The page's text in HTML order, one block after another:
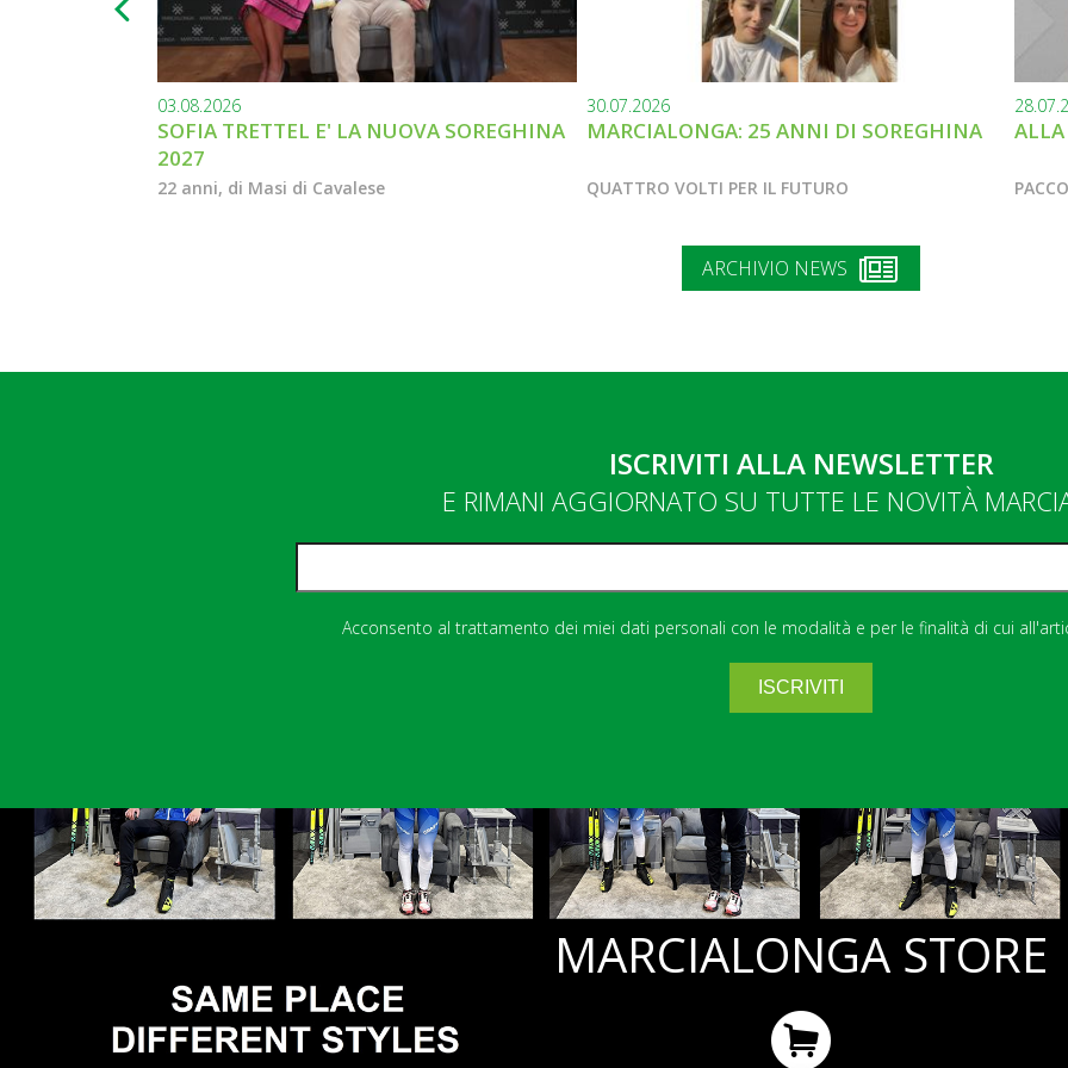
03.08.2026
SOFIA TRETTEL E' LA NUOVA SOREGHINA
2027
22 anni, di Masi di Cavalese
30.07.2026
MARCIALONGA: 25 ANNI DI SOREGHINA
QUATTRO VOLTI PER IL FUTURO
ARCHIVIO NEWS
ISCRIVITI ALLA NEWSLETTER
E RIMANI AGGIORNATO SU TUTTE LE NOVITÀ
Acconsento al trattamento dei miei dati personali con le modalità e per le finalità di cui
MARCIALONGA STORE